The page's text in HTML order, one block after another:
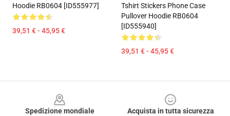
Hoodie RB0604 [ID555977]
39,51 € - 45,95 €
Tshirt Stickers Phone Case
Pullover Hoodie RB0604
[ID555940]
39,51 € - 45,95 €
Spedizione mondiale
Acquista in tutta sicurezza